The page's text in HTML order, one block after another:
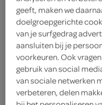
Mitsuba
2.
45
100 Gram
geeft, maken we
doelgroepgerichte
van je surfgedrag
aansluiten bij je
voorkeuren. Ook
gebruik van social
van sociale netwerken
verbeteren, delen